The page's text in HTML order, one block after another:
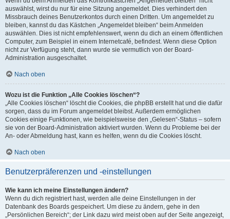
auswählst, wirst du nur für eine Sitzung angemeldet. Dies verhindert den
Missbrauch deines Benutzerkontos durch einen Dritten. Um angemeldet zu
bleiben, kannst du das Kästchen „Angemeldet bleiben“ beim Anmelden
auswählen. Dies ist nicht empfehlenswert, wenn du dich an einem öffentlichen
Computer, zum Beispiel in einem Internetcafé, befindest. Wenn diese Option
nicht zur Verfügung steht, dann wurde sie vermutlich von der Board-
Administration ausgeschaltet.
Nach oben
Wozu ist die Funktion „Alle Cookies löschen“?
„Alle Cookies löschen“ löscht die Cookies, die phpBB erstellt hat und die dafür
sorgen, dass du im Forum angemeldet bleibst. Außerdem ermöglichen
Cookies einige Funktionen, wie beispielsweise den „Gelesen“-Status – sofern
sie von der Board-Administration aktiviert wurden. Wenn du Probleme bei der
An- oder Abmeldung hast, kann es helfen, wenn du die Cookies löscht.
Nach oben
Benutzerpräferenzen und -einstellungen
Wie kann ich meine Einstellungen ändern?
Wenn du dich registriert hast, werden alle deine Einstellungen in der
Datenbank des Boards gespeichert. Um diese zu ändern, gehe in den
„Persönlichen Bereich“; der Link dazu wird meist oben auf der Seite angezeigt,